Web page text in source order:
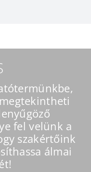
fel velünk a
szakértőink
álmai